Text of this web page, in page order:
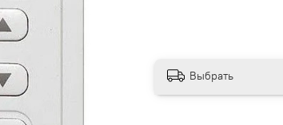
Выбрать